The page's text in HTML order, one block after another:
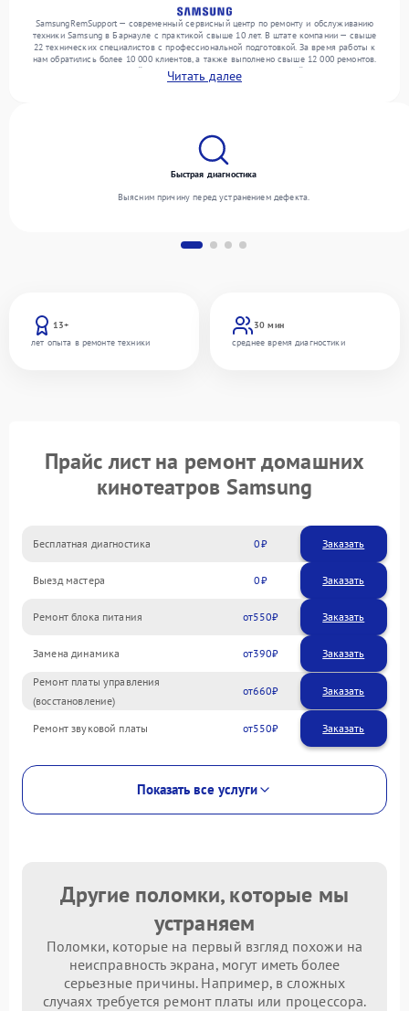
SamsungRemSupport — современный сервисный центр по ремонту и обслуживанию
техники Samsung в Барнауле с практикой свыше 10 лет. В штате компании — свыше
22 технических специалистов с профессиональной подготовкой. За время работы к
нам обратились более 10 000 клиентов, а также выполнено свыше 12 000 ремонтов.
Ежемесячно в сервисный центр поступает более 300 обращений, включая , , . Мы
беремся за задачи любой сложности и предлагаем стабильный уровень сервиса
Читать далее
13+
лет опыта в ремонте техники
30 мин
среднее время диагностики
Быстрая диагностика
Выясним причину перед устранением дефекта.
Прайс лист на ремонт домашних
кинотеатров Samsung
Бесплатная диагностика 0 Заказать
Выезд мастера 0 Заказать
Ремонт блока питания 550
Замена динамика 390
Ремонт платы управления
(восстановление)
660
Ремонт звуковой платы 550
Показать все услуги
Другие поломки, которые мы
устраняем
Поломки, которые на первый взгляд похожи на
неисправность экрана, могут иметь более
серьезные причины. Например, в сложных
случаях требуется ремонт платы или процессора.